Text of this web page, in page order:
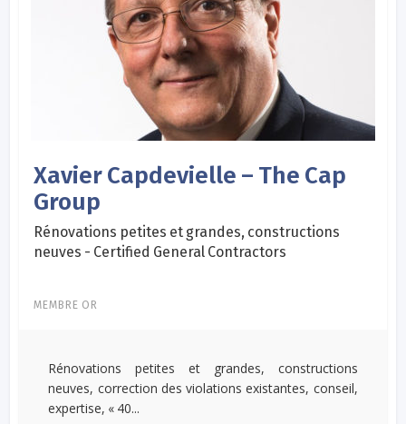
Xavier Capdevielle – The Cap
Group
Rénovations petites et grandes, constructions
neuves - Certified General Contractors
MEMBRE OR
Rénovations petites et grandes, constructions
neuves, correction des violations existantes, conseil,
expertise, « 40...